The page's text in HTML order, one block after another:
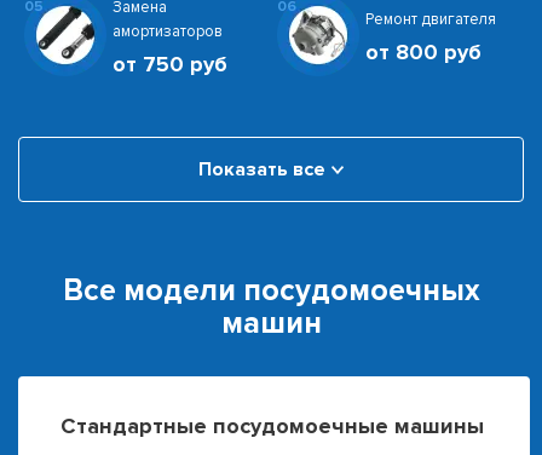
05
Замена
амортизаторов
от 750 руб
06
Ремонт двигателя
от 800 руб
Показать все
Все модели посудомоечных
машин
Стандартные посудомоечные машины